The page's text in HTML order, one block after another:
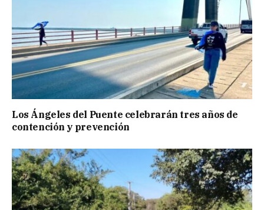
Los Ángeles del Puente celebrarán tres años de
contención y prevención